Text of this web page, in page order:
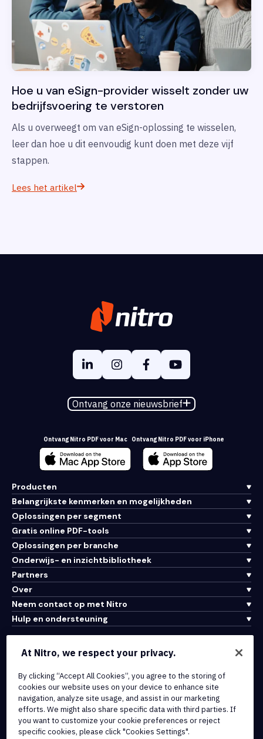
Hoe u van eSign-provider wisselt zonder uw
bedrijfsvoering te verstoren
Als u overweegt om van eSign-oplossing te wisselen,
leer dan hoe u dit eenvoudig kunt doen met deze vijf
stappen.
Lees het artikel
Ontvang onze nieuwsbrief
Ontvang Nitro PDF voor Mac Ontvang Nitro PDF voor iPhone
Producten
Belangrijkste kenmerken en mogelijkheden
Oplossingen per segment
Gratis online PDF-tools
Oplossingen per branche
Onderwijs- en inzichtbibliotheek
Partners
Over
Neem contact op met Nitro
Hulp en ondersteuning
Integraties en API-connectiviteit
Cookiebeleid
Copyrightbeleid
Alle voorwaarden en beleidsmaatregelen
© 2026 Nitro Software, Inc. Inc. Alle rechten voorbehouden.
At Nitro, we respect your privacy.
By clicking “Accept All Cookies”, you agree to the storing of
cookies our website uses on your device to enhance site
navigation, analyze site usage, and assist in our marketing
efforts. We might also share specific data with third parties. If
you want to customize your cookie preferences or reject
specific cookies, please click "Cookies Settings".